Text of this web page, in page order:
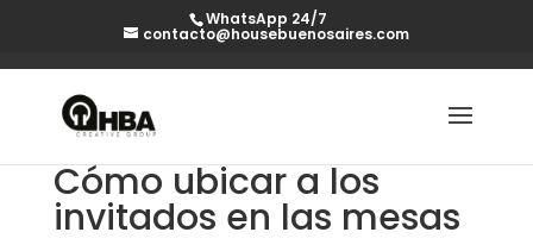
WhatsApp 24/7
contacto@housebuenosaires.com
Cómo ubicar a los
invitados en las mesas